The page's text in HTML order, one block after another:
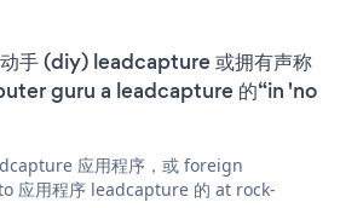
手 (diy) leadcapture 或拥有声称
guru a leadcapture 的“in 'no
应用程序，或 foreign
应用程序 leadcapture 的 at rock-